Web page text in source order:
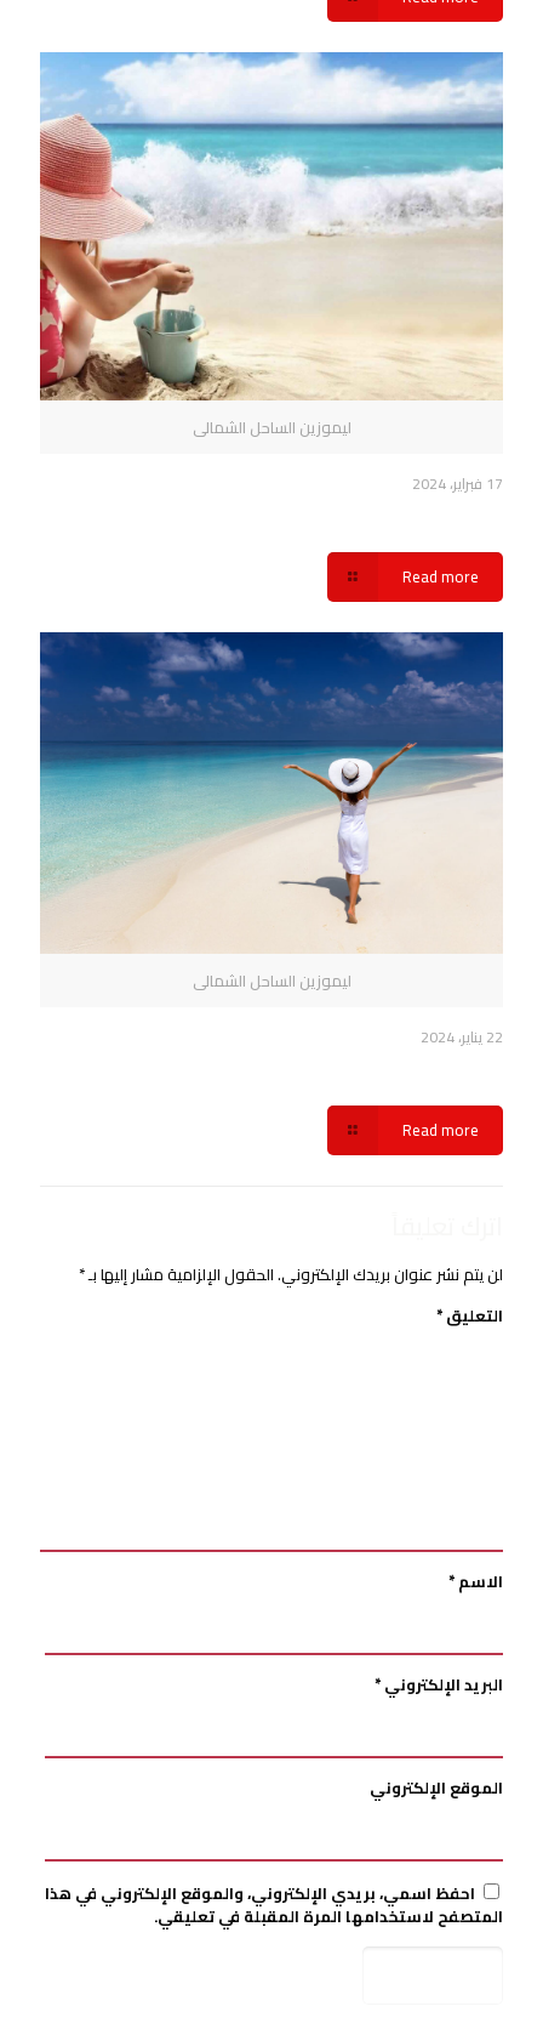
ليموزين الساحل الشمالى
17 فبراير، 2024
Read more
ليموزين الساحل الشمالى
22 يناير، 2024
Read more
لن يتم نشر عنوان بريدك الإلكتروني.الحقول الإلزامية مشار إليها بـ*
التعليق*
الاسم*
البريد الإلكتروني*
الموقع الإلكتروني
احفظ اسمي، بريدي الإلكتروني، والموقع الإلكتروني في هذا
المتصفح لاستخدامها المرة المقبلة في تعليقي.